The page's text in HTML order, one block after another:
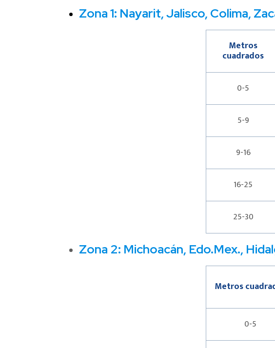
Zona 1: Nayarit, Jalisco, Colima,
Metros
cuadrados
0-5
5-9
9-16
16-25
25-30
Zona 2: Michoacán, Edo.Mex.,
Metros
0-5